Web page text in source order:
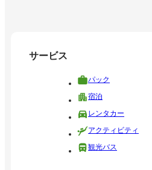
サービス
パック
宿泊
レンタカー
アクティビティ
観光バス